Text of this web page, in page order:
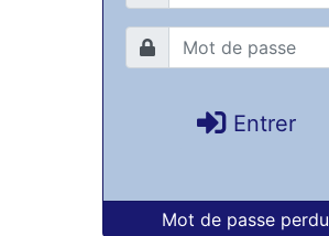
Entrer
Mot de passe perdu